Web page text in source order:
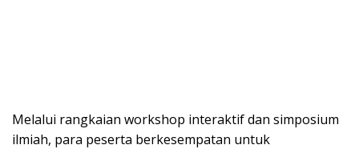
Melalui rangkaian workshop interaktif dan simposium
ilmiah, para peserta berkesempatan untuk